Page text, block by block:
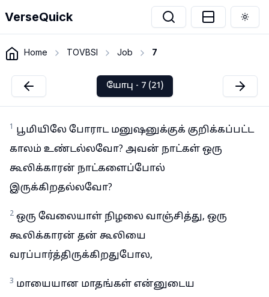
VerseQuick
Home TOVBSI Job 7
யோபு - 7 (21)
1 பூமியிலே போராட மனுஷனுக்குக் குறிக்கப்பட்ட
காலம் உண்டல்லவோ? அவன் நாட்கள் ஒரு
கூலிக்காரன் நாட்களைப்போல்
இருக்கிறதல்லவோ?
2 ஒரு வேலையாள் நிழலை வாஞ்சித்து, ஒரு
கூலிக்காரன் தன் கூலியை
வரப்பார்த்திருக்கிறதுபோல,
3 மாயையான மாதங்கள் என்னுடைய